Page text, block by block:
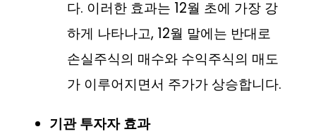
다. 이러한 효과는 12월 초에 가장 강
하게 나타나고, 12월 말에는 반대로
손실주식의 매수와 수익주식의 매도
가 이루어지면서 주가가 상승합니다.
기관 투자자 효과